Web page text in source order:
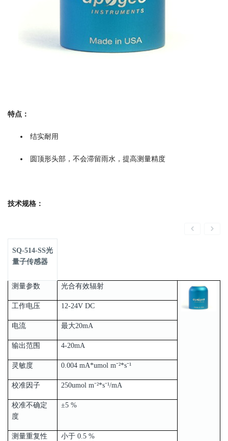
特点：
结实耐用
圆顶形头部，不会滞留雨水，提高测量精度
技术规格：
SQ-514-SS光
量子传感器
测量参数 光合有效辐射
工作电压 12-24V DC
电流 最大20mA
输出范围 4-20mA
灵敏度 0.004 mA*umol m⁻²*s⁻¹
校准因子 250umol m⁻²*s⁻¹/mA
校准不确定
度
±5 %
测量重复性 小于 0.5 %